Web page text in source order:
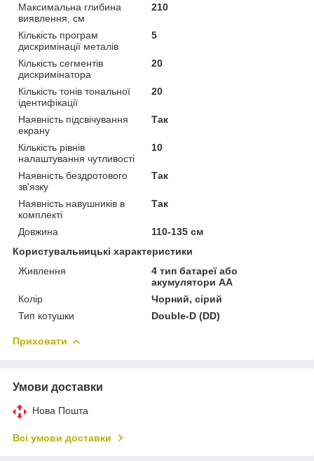
Максимальна глибина
виявлення, см
210
Кількість програм
дискримінації металів
5
Кількість сегментів
дискримінатора
20
Кількість тонів тональної
ідентифікації
20
Наявність підсвічування
екрану
Так
Кількість рівнів
налаштування чутливості
10
Наявність бездротового
зв'язку
Так
Наявність навушників в
комплекті
Так
Довжина
110-135 см
Користувальницькі характеристики
Живлення
4 тип батареї або
акумулятори АА
Колір
Чорний, сірий
Тип котушки
Double-D (DD)
Приховати
Умови доставки
Нова Пошта
Всі умови доставки